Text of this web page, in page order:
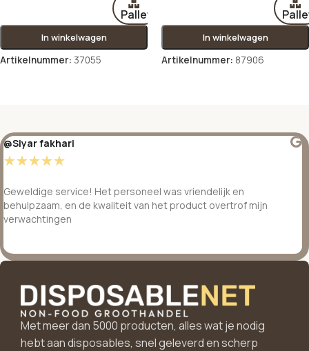
Pallet
In winkelwagen
Artikelnummer: 37055
In winkelwagen
Artikelnummer: 87906
@Siyar fakhari
☆☆☆☆☆
Geweldige service! Het personeel was vriendelijk en
behulpzaam, en de kwaliteit van het product overtrof mijn
verwachtingen
Met meer dan 5000 producten, alles wat je nodig
hebt aan disposables, snel geleverd en scherp